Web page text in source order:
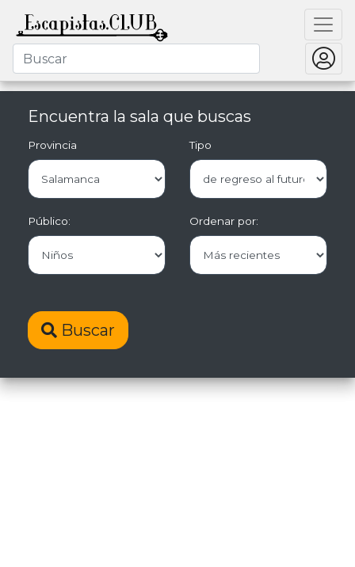
Encuentra la sala que buscas
Provincia Tipo
Público: Ordenar por:
Buscar